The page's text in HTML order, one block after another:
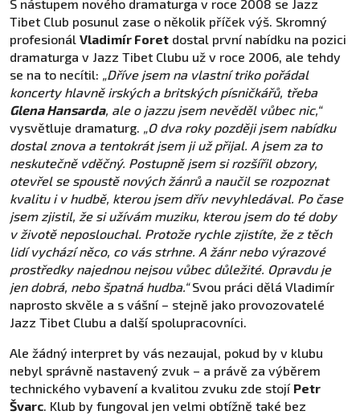
S nástupem nového dramaturga v roce 2008 se Jazz
Tibet Club posunul zase o několik příček výš. Skromný
profesionál Vladimír Foret dostal první nabídku na pozici
dramaturga v Jazz Tibet Clubu už v roce 2006, ale tehdy
se na to necítil: „Dříve jsem na vlastní triko pořádal
koncerty hlavně irských a britských písničkářů, třeba
Glena Hansarda, ale o jazzu jsem nevěděl vůbec nic,“
vysvětluje dramaturg. „O dva roky později jsem nabídku
dostal znova a tentokrát jsem ji už přijal. A jsem za to
neskutečně vděčný. Postupně jsem si rozšířil obzory,
otevřel se spoustě nových žánrů a naučil se rozpoznat
kvalitu i v hudbě, kterou jsem dřív nevyhledával. Po čase
jsem zjistil, že si užívám muziku, kterou jsem do té doby
v životě neposlouchal. Protože rychle zjistíte, že z těch
lidí vychází něco, co vás strhne. A žánr nebo výrazové
prostředky najednou nejsou vůbec důležité. Opravdu je
jen dobrá, nebo špatná hudba.“Svou práci dělá Vladimír
naprosto skvěle a s vášní – stejně jako provozovatelé
Jazz Tibet Clubu a další spolupracovníci.
Ale žádný interpret by vás nezaujal, pokud by v klubu
nebyl správně nastavený zvuk – a právě za výběrem
technického vybavení a kvalitou zvuku zde stojí Petr
Švarc. Klub by fungoval jen velmi obtížně také bez